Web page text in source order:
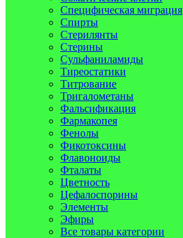
Специфическая миграция
Спирты
Стерилянты
Стерины
Сульфаниламиды
Тиреостатики
Титрование
Тригалометаны
Фальсификация
Фармакопея
Фенолы
Фикотоксины
Флавоноиды
Фталаты
Цветность
Цефалоспорины
Элементы
Эфиры
Все товары категории